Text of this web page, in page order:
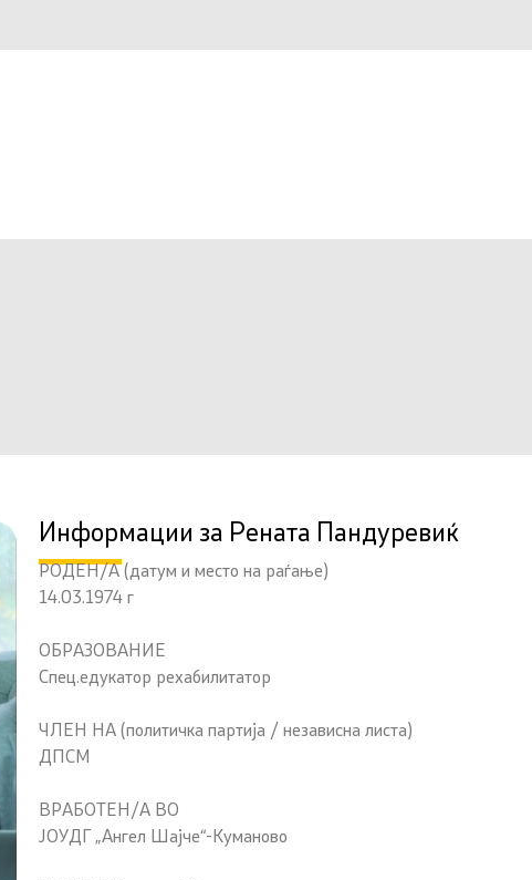
Информации за Рената Пандуревиќ
РОДЕН/А (датум и место на раѓање)
14.03.1974 г
ОБРАЗОВАНИЕ
Спец.едукатор рехабилитатор
ЧЛЕН НА (политичка партија / независна листа)
ДПСМ
ВРАБОТЕН/А ВО
ЈОУДГ „Ангел Шајче“-Куманово